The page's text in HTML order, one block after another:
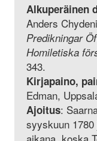
Alkuperäinen
Anders
Predikningar
Homiletiska
343.
Kirjapaino,
Edman,
Ajoitus:
syyskuun
aikana, koska